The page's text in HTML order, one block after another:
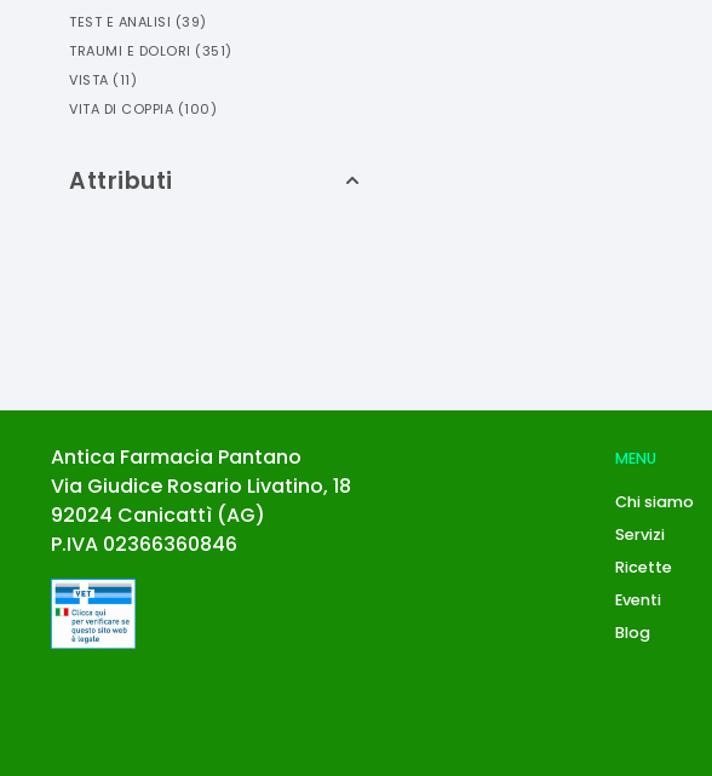
TEST E ANALISI (39)
TRAUMI E DOLORI (351)
VISTA (11)
VITA DI COPPIA (100)
Attributi
Antica Farmacia Pantano
Via Giudice Rosario Livatino, 18
92024 Canicattì (AG)
P.IVA 02366360846
MENU
Chi siamo
Servizi
Ricette
Eventi
Blog